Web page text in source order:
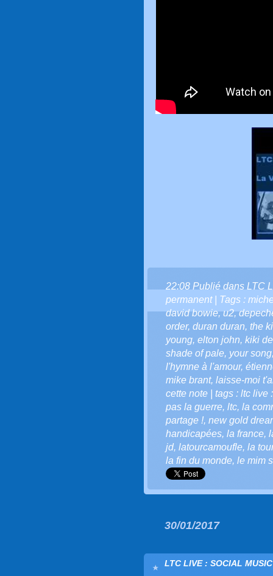
22:08 Publié dans LTC
permanent| Tags :
david bowie,u2,
order, duran duran, the
young, elton john, kiki
shade of pale, your song
l'hymne à l'amour,
mike brant, laisse-moi
cette note | tags : ltc live
pas la guerre, ltc, la
partage !, new gold
handicapées, la france,
jd, latourcamoufle, la
la fin du monde, le mim
30/01/2017
LTC LIVE : SOCIAL